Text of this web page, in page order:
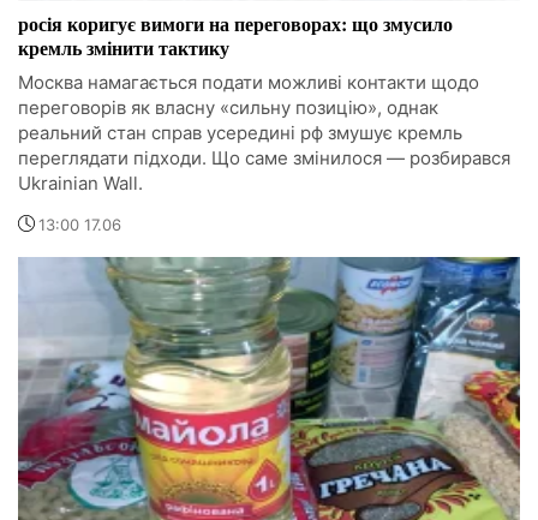
росія коригує вимоги на переговорах: що змусило
кремль змінити тактику
Москва намагається подати можливі контакти щодо
переговорів як власну «сильну позицію», однак
реальний стан справ усередині рф змушує кремль
переглядати підходи. Що саме змінилося — розбирався
Ukrainian Wall.
13:00 17.06